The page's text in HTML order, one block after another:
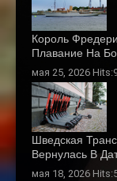
Король
Плавание На
мая 25, 2026
Шведская
Вернулась В
мая 18, 2026